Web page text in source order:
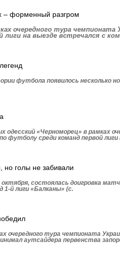
– форменный разгром
очередного тура
лиги на выезде встречался с
футбола появилось несколько
одесский «Черноморец» в рамках
футболу среди команд первой
но голы не забивали
состоялась доигровка
1-й лиги «Балканы» (с.
очередного тура чемпионата
аутсайдера первенства